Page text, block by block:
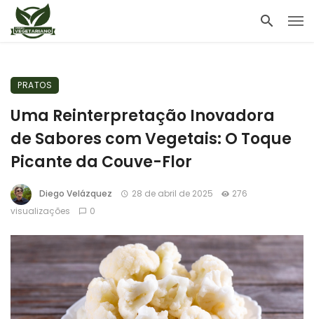
PRATOS
Uma Reinterpretação Inovadora
de Sabores com Vegetais: O Toque
Picante da Couve-Flor
Diego Velázquez 28 de abril de 2025
276
visualizações
0